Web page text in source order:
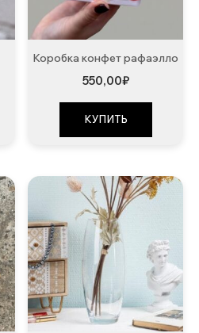
Коробка конфет рафаэлло
550,00₽
КУПИТЬ